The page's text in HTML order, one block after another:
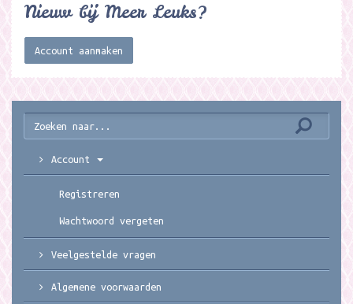
Nieuw bij Meer Leuks?
Account aanmaken
Account
Registreren
Wachtwoord vergeten
Veelgestelde vragen
Algemene voorwaarden